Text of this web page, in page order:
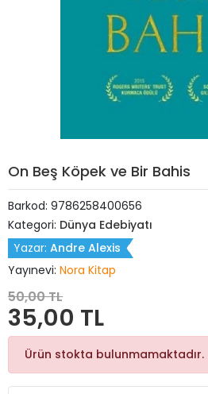
On Beş Köpek ve Bir Bahis
Barkod: 9786258400656
Kategori: Dünya Edebiyatı
Yazar: Andre Alexis
Yayınevi: Nora Kitap
50,00 TL
35,00 TL
Ürün stokta bulunmamaktadır.